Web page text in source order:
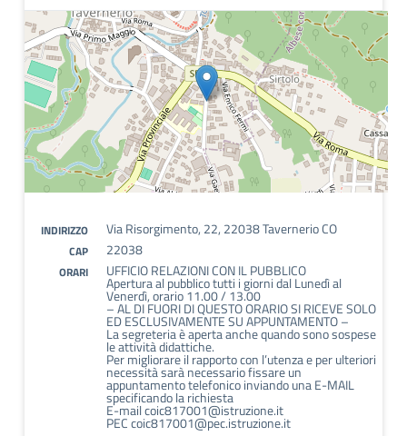
INDIRIZZO Via Risorgimento, 22, 22038 Tavernerio CO
CAP 22038
ORARI UFFICIO RELAZIONI CON IL PUBBLICO
Apertura al pubblico tutti i giorni dal Lunedì al
Venerdì, orario 11.00 / 13.00
– AL DI FUORI DI QUESTO ORARIO SI RICEVE SOLO
ED ESCLUSIVAMENTE SU APPUNTAMENTO –
La segreteria è aperta anche quando sono sospese
le attività didattiche.
Per migliorare il rapporto con l’utenza e per ulteriori
necessità sarà necessario fissare un
appuntamento telefonico inviando una E-MAIL
specificando la richiesta
E-mail coic817001@istruzione.it
PEC coic817001@pec.istruzione.it